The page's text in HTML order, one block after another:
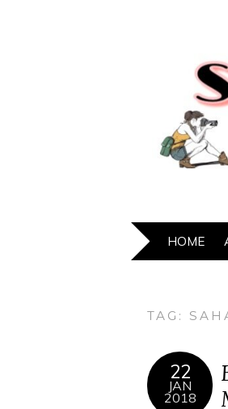
HOME
TAG:
22
JAN
2018